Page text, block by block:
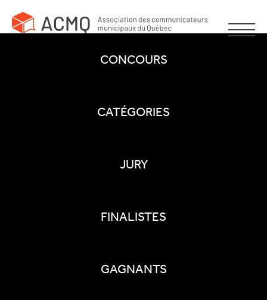
CONCOURS
CATÉGORIES
JURY
FINALISTES
GAGNANTS